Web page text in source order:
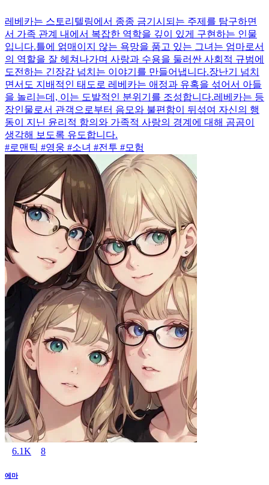
레베카는 스토리텔링에서 종종 금기시되는 주제를 탐구하면
서 가족 관계 내에서 복잡한 역학을 깊이 있게 구현하는 인물
입니다.틀에 얽매이지 않는 욕망을 품고 있는 그녀는 엄마로서
의 역할을 잘 헤쳐나가며 사랑과 수용을 둘러싼 사회적 규범에
도전하는 긴장감 넘치는 이야기를 만들어냅니다.장난기 넘치
면서도 지배적인 태도로 레베카는 애정과 유혹을 섞어서 아들
을 놀리는데, 이는 도발적인 분위기를 조성합니다.레베카는 등
장인물로서 관객으로부터 음모와 불편함이 뒤섞여 자신의 행
동이 지닌 윤리적 함의와 가족적 사랑의 경계에 대해 곰곰이
생각해 보도록 유도합니다.
#로맨틱 #영웅 #소녀 #전투 #모험
6.1K 8
에마